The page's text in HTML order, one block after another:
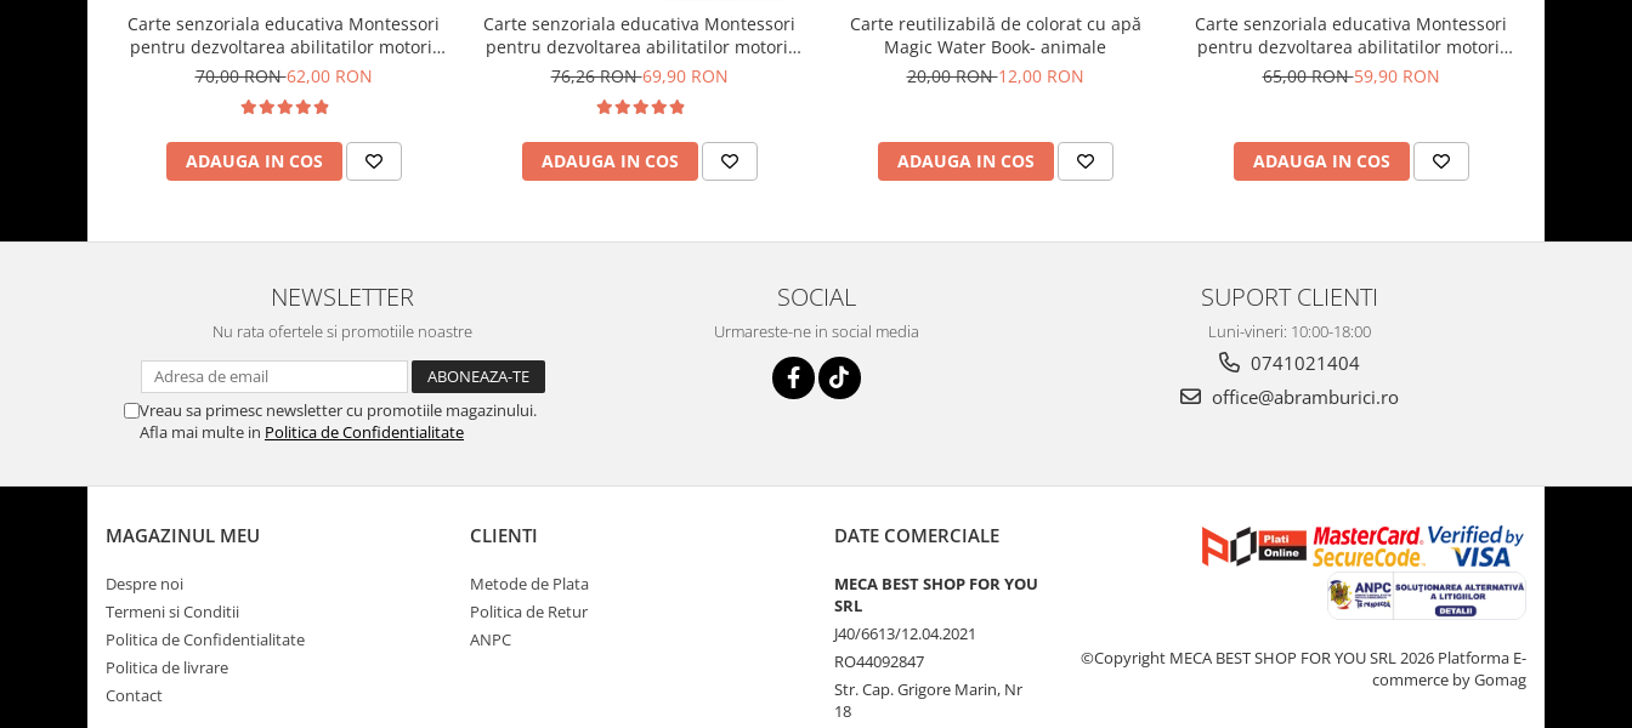
Carte senzoriala educativa Montessori
pentru dezvoltarea abilitatilor motorii
model sirene/litere roz
70,00 RON62,00 RON
ADAUGA IN COS
Carte senzoriala educativa Montessori
pentru dezvoltarea abilitatilor motorii
model dinozauri albastru 8 pagini
76,26 RON69,90 RON
ADAUGA IN COS
Carte reutilizabilă de colorat cu apă
Magic Water Book- animale
20,00 RON12,00 RON
ADAUGA IN COS
Carte senzoriala educativa Montessori
pentru dezvoltarea abilitatilor motorii
model calendar turquoise 4 pagini
65,00 RON59,90 RON
ADAUGA IN COS
NEWSLETTER
Nu rata ofertele si promotiile noastre
Vreau sa primesc newsletter cu promotiile magazinului.
Afla mai multe in Politica de Confidentialitate
SOCIAL
Urmareste-ne in social media
SUPORT CLIENTI
Luni-vineri: 10:00-18:00
0741021404
office@abramburici.ro
MAGAZINUL MEU
Despre noi
Termeni si Conditii
Politica de Confidentialitate
Politica de livrare
Contact
CLIENTI
Metode de Plata
Politica de Retur
ANPC
DATE COMERCIALE
MECA BEST SHOP FOR YOU
SRL
J40/6613/12.04.2021
RO44092847
Str. Cap. Grigore Marin, Nr
18
©Copyright MECA BEST SHOP FOR YOU SRL 2026 Platforma E-
commerce by Gomag